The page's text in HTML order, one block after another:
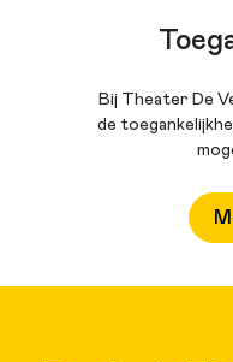
Bij Theater De
de